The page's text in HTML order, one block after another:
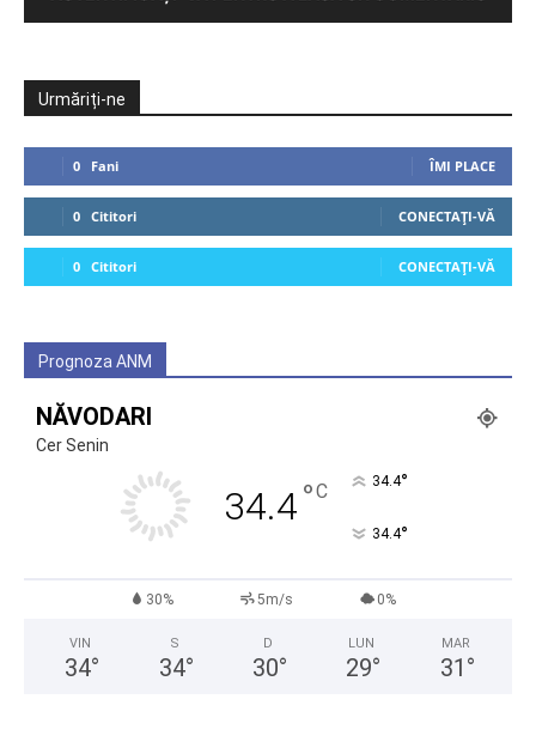
Urmăriți-ne
0 Fani ÎMI PLACE
0 Cititori CONECTAȚI-VĂ
0 Cititori CONECTAȚI-VĂ
Prognoza ANM
NĂVODARI
Cer Senin
34.4°C 34.4°
34.4°
30% 5m/s 0%
VIN
34°
S
34°
D
30°
LUN
29°
MAR
31 °